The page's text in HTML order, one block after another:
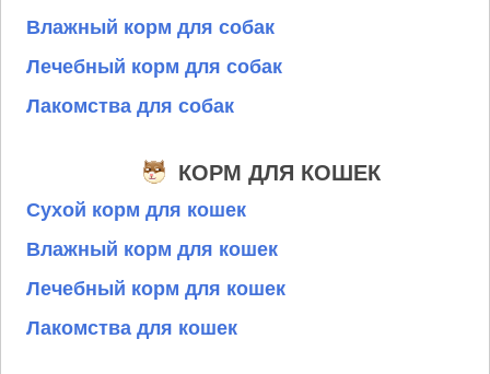
Влажный корм для собак
Лечебный корм для собак
Лакомства для собак
КОРМ ДЛЯ КОШЕК
Сухой корм для кошек
Влажный корм для кошек
Лечебный корм для кошек
Лакомства для кошек